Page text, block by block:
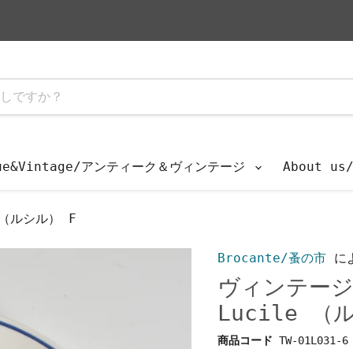
アンティーク＆ヴィンテージ About us/
ルシル） F
Brocante/蚤の市に
ヴィンテー
Lucile （
商品コード TW-01L031-6